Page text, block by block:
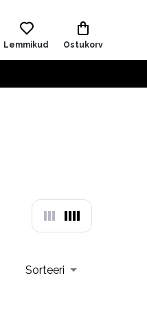
Lemmikud Ostukorv
Sorteeri